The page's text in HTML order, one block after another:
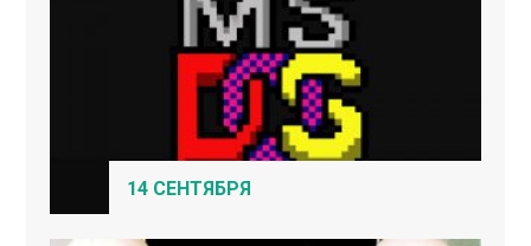
14 СЕНТЯБРЯ